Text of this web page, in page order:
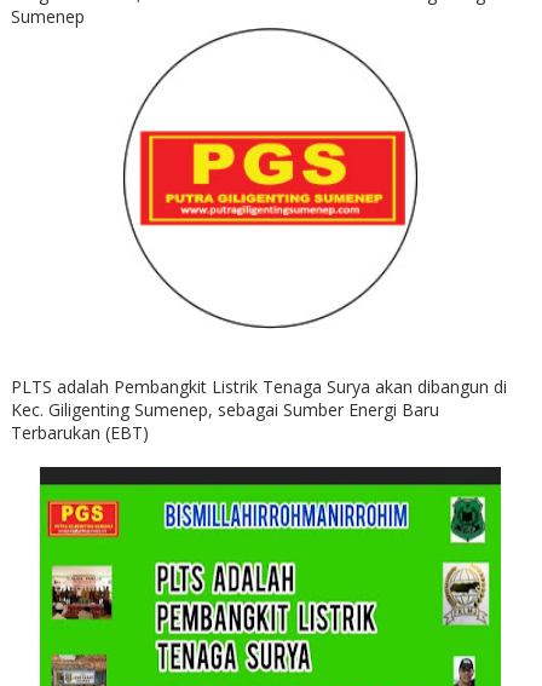
Sumenep
PLTS adalah Pembangkit Listrik Tenaga Surya akan dibangun di
Kec. Giligenting Sumenep, sebagai Sumber Energi Baru
Terbarukan (EBT)